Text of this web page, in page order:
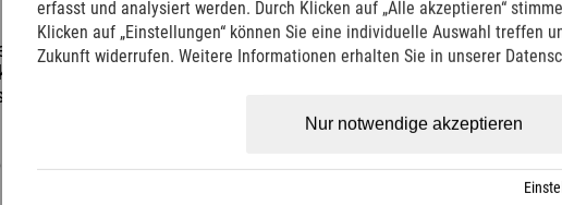
dass sich mit seinen breiten Pisten, dem großen Skianfänger Areal,
perfekt für Familien eignet. Hast Du schon gewusst? Kinder unter
Elternteils) gratis!
Du vom Explorer Hotel während der gesamten Skisaison zum
erfasst und analysiert werden. Durch Klicken auf „Alle akzeptieren“
Klicken auf „Einstellungen“ können Sie eine individuelle Auswahl treffen
Zukunft widerrufen. Weitere Informationen erhalten Sie in unserer
Nur notwendige akzeptieren
(Italian)
Čeština
(Czech)
Magyar
Nederlands